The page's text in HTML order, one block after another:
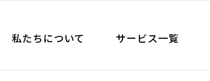
私たちについて サービス一覧